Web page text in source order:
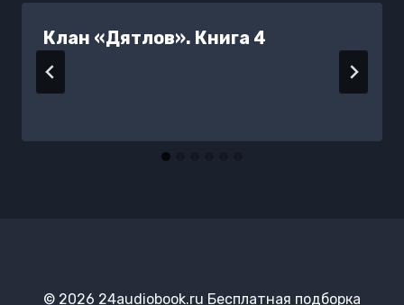
Клан «Дятлов». Книга 4
© 2026 24audiobook.ru Бесплатная подборка